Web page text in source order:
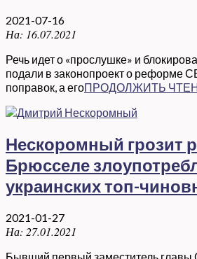
2021-07-16
На: 16.07.2021
Речь идет о «прослушке» и
подали в законопроект о реформе
поправок, а егоПРОДОЛЖИТЬ
Нескоромный грозит
Брюсселе
украинских топ-
2021-01-27
На: 27.01.2021